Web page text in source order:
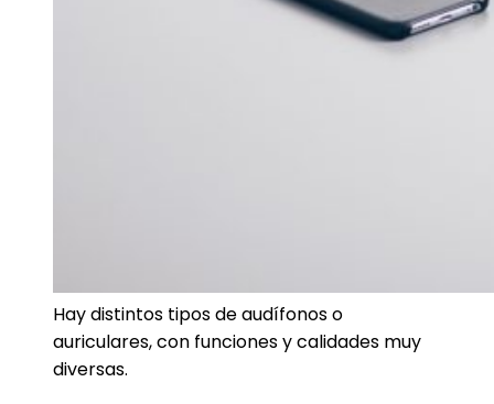
Hay distintos tipos de audífonos o
auriculares, con funciones y calidades muy
diversas.